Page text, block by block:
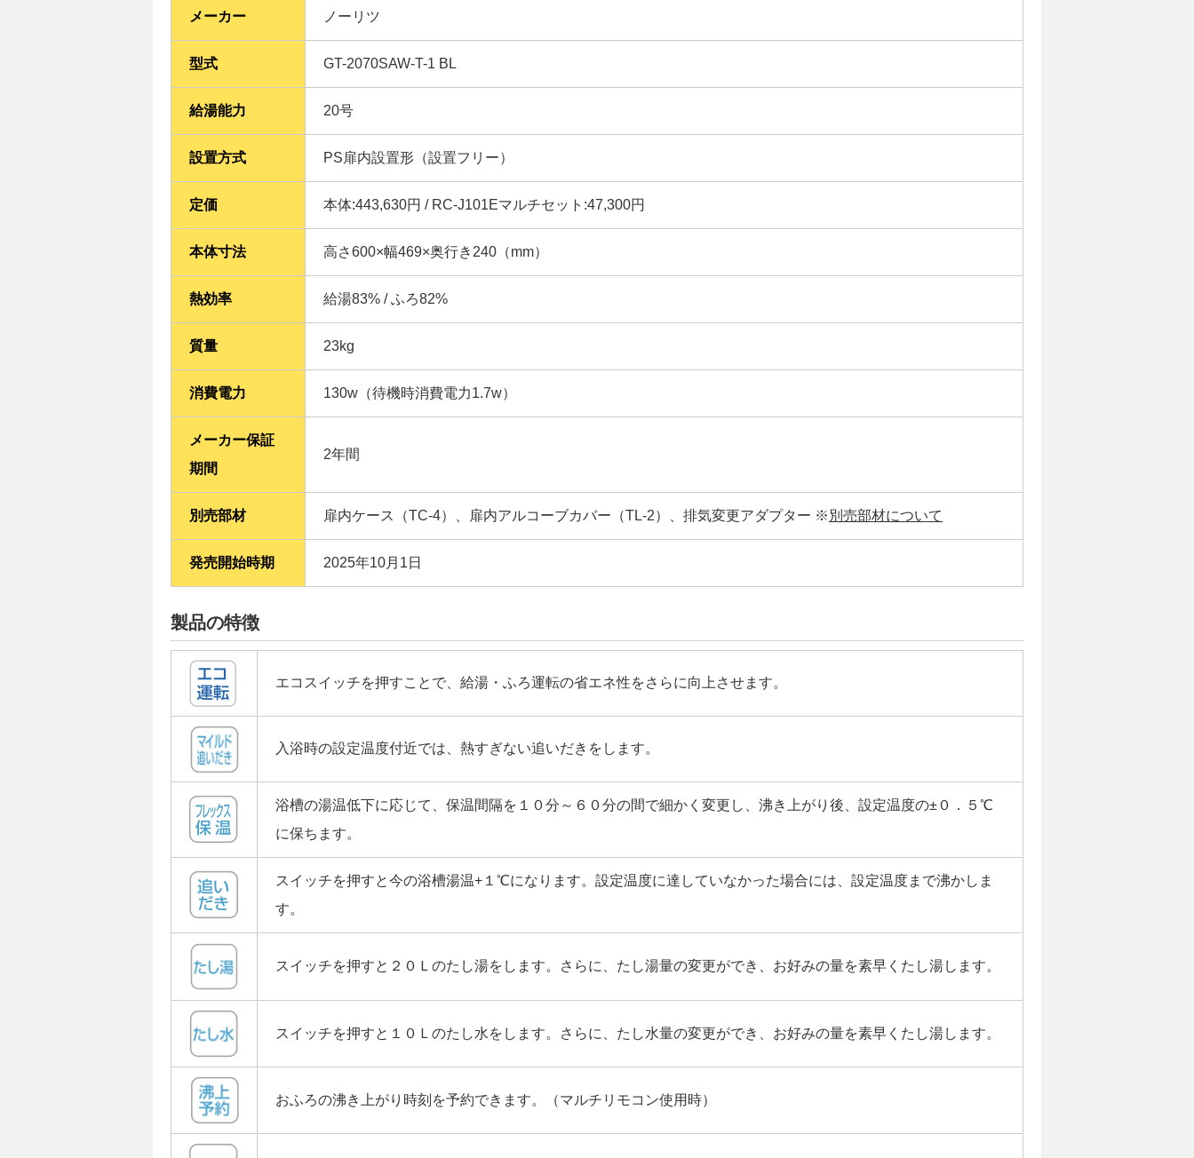
メーカー ノーリツ
型式 GT-2070SAW-T-1 BL
給湯能力 20号
設置方式 PS扉内設置形（設置フリー）
定価 本体:443,630円 / RC-J101Eマルチセット:47,300円
本体寸法 高さ600×幅469×奥行き240（mm）
熱効率 給湯83% / ふろ82%
質量 23kg
消費電力 130w（待機時消費電力1.7w）
メーカー保証
期間
2年間
別売部材 扉内ケース（TC-4）、扉内アルコーブカバー（TL-2）、排気変更アダプター ※ 別売部材について
発売開始時期 2025年10月1日
製品の特徴
エコスイッチを押すことで、給湯・ふろ運転の省エネ性をさらに向上させます。
入浴時の設定温度付近では、熱すぎない追いだきをします。
浴槽の湯温低下に応じて、保温間隔を１０分～６０分の間で細かく変更し、沸き上がり後、設定温度の±０．５℃
に保ちます。
スイッチを押すと今の浴槽湯温+１℃になります。設定温度に達していなかった場合には、設定温度まで沸かしま
す。
スイッチを押すと２０Ｌのたし湯をします。さらに、たし湯量の変更ができ、お好みの量を素早くたし湯します。
スイッチを押すと１０Ｌのたし水をします。さらに、たし水量の変更ができ、お好みの量を素早くたし湯します。
おふろの沸き上がり時刻を予約できます。（マルチリモコン使用時）